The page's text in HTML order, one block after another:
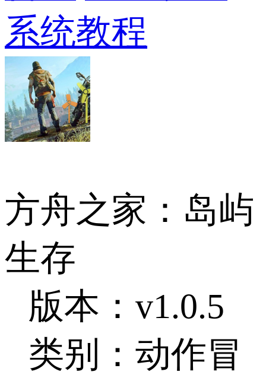
系统教程
方舟之家：岛屿
生存
版本：v1.0.5
类别：动作冒